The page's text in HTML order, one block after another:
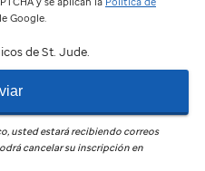
Google.
de St. Jude.
usted estará recibiendo correos
cancelar su inscripción en